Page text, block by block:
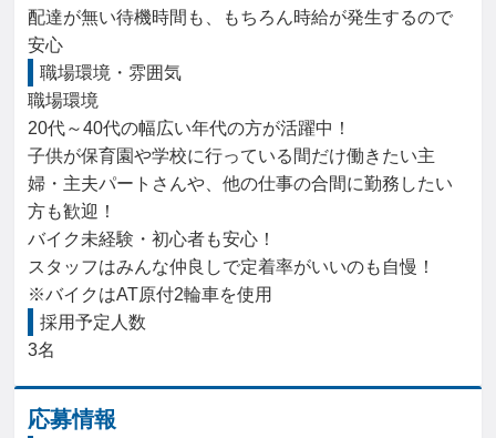
配達が無い待機時間も、もちろん時給が発生するので
安心
職場環境・雰囲気
職場環境
20代～40代の幅広い年代の方が活躍中！
子供が保育園や学校に行っている間だけ働きたい主
婦・主夫パートさんや、他の仕事の合間に勤務したい
方も歓迎！
バイク未経験・初心者も安心！
スタッフはみんな仲良しで定着率がいいのも自慢！
※バイクはAT原付2輪車を使用
採用予定人数
3名
応募情報